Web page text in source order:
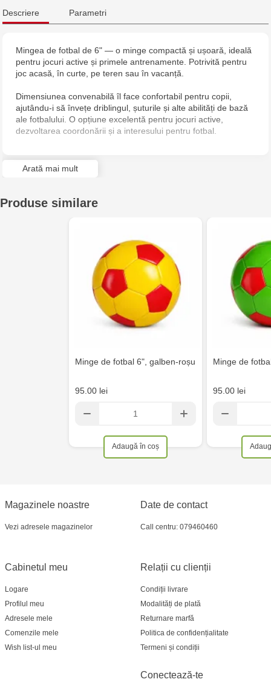
Descriere Parametri
Mingea de fotbal de 6" — o minge compactă și ușoară, ideală
pentru jocuri active și primele antrenamente. Potrivită pentru
joc acasă, în curte, pe teren sau în vacanță.
Dimensiunea convenabilă îl face confortabil pentru copii,
ajutându-i să învețe driblingul, șuturile și alte abilități de bază
ale fotbalului. O opțiune excelentă pentru jocuri active,
dezvoltarea coordonării și a interesului pentru fotbal.
Arată mai mult
Produse similare
Minge de fotbal 6", galben-roșu
95.00 lei
Adaugă în coș
Minge de
95.00 lei
Magazinele noastre
Vezi adresele magazinelor
Relații cu clienții
Condiții livrare
Modalități de plată
Returnare marfă
Politica de confidențialitate
Termeni și condiții
Cabinetul meu
Logare
Profilul meu
Adresele mele
Comenzile mele
Wish list-ul meu
Date de contact
Call centru: 079460460
Conectează-te